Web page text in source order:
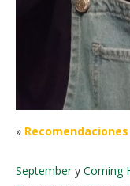
»
Septembery Coming